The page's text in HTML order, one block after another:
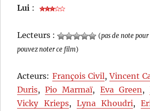
Lui :
Lecteurs : (pas de note
pouvez noter ce film)
Acteurs: François Civil,Vincent
Duris,Pio Marmaï, Eva Green,
Vicky Krieps, Lyna Khoudri,